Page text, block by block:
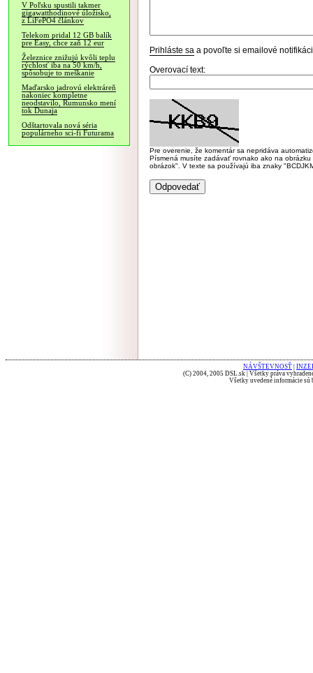
V Poľsku spustili takmer
gigawatthodinové úložisko,
z LiFePO4 článkov
Telekom pridal 12 GB balík
pre Easy, chce zaň 12 eur
Železnice znižujú kvôli teplu
rýchlosť iba na 50 km/h,
spôsobuje to meškanie
Maďarsko jadrovú elektráreň
nakoniec kompletne
neodstavilo, Rumunsko mení
tok Dunaja
Odštartovala nová séria
populárneho sci-fi Futurama
Prihláste sa a povoľte si emailové
Overovací text:
Pre overenie, že komentár sa nepridáva
Písmená musíte zadávať rovnako ako na
obrázok". V texte sa používajú iba znaky
NÁVŠTEVNOSŤ
(C) 2004, 2005 DSL.sk | Všetky práva
Všetky uvedené informácie sú